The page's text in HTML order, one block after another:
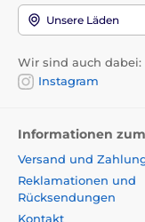
Unsere Läden
Wir sind auch dabei:
Instagram
Informationen
Versand und
Reklamationen und
Rücksendungen
Kontakt